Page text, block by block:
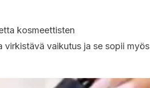
kosmeettisten
virkistävä vaikutus ja se sopii myös